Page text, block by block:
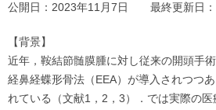
公開日： 2023年11月7日 最終更新日：
【背景】
近年，鞍結節髄膜腫に対し従来の開頭手
経鼻経蝶形骨法（EEA）が導入されつつ
れている（文献1，2，3）．では実際の